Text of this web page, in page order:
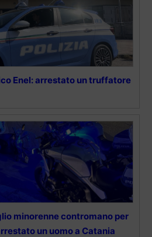
Enel: arrestato un truffatore
minorenne contromano per
un uomo a Catania